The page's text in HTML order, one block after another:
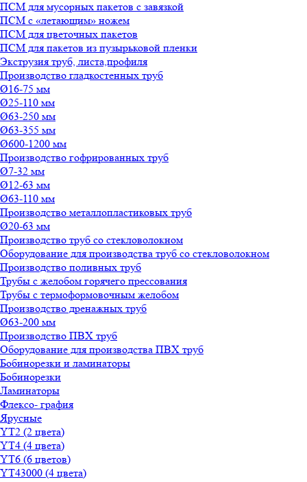
ПСМ для мусорных пакетов с завязкой
ПСМ с «летающим» ножем
ПСМ для цветочных пакетов
ПСМ для пакетов из пузырьковой пленки
Экструзия труб, листа,профиля
Производство гладкостенных труб
Ø16-75 мм
Ø25-110 мм
Ø63-250 мм
Ø63-355 мм
Ø600-1200 мм
Производство гофрированных труб
Ø7-32 мм
Ø12-63 мм
Ø63-110 мм
Производство металлопластиковых труб
Ø20-63 мм
Производство труб со стекловолокном
Оборудование для производства труб со стекловолокном
Производство поливных труб
Трубы с желобом горячего прессования
Трубы с термоформовочным желобом
Производство дренажных труб
Ø63-200 мм
Производство ПВХ труб
Оборудование для производства ПВХ труб
Бобинорезки и ламинаторы
Бобинорезки
Ламинаторы
Флексо- графия
Ярусные
YT2 (2 цвета)
YT4 (4 цвета)
YT6 (6 цветов)
YT43000 (4 цвета)